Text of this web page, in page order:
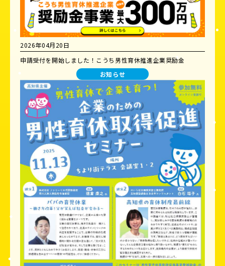
2026年04月20日
申請受付を開始しました！こうち男性育休推進企業奨励金
お知らせ